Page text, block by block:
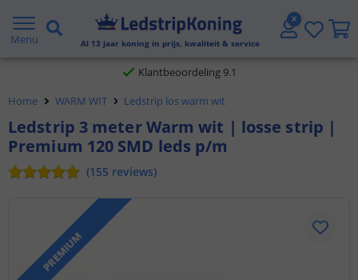
Menu Al 13 jaar koning in prijs, kwaliteit & service
Gratis verzending vanaf € 20,- NL en BE
Klantbeoordeling 9.1
Voor 23:45 uur besteld,morgen in huis
Home WARM WIT Ledstrip los warm wit
Ledstrip 3 meter Warm wit | losse strip |
Premium 120 SMD leds p/m
(155 reviews)
PREMIUM